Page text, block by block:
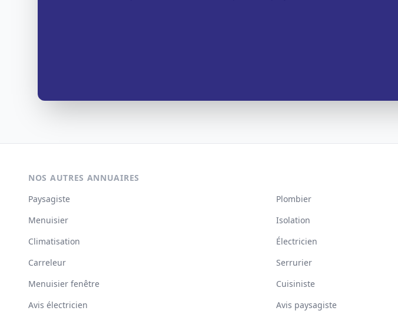
NOS AUTRES ANNUAIRES
Paysagiste
Plombier
Menuisier
Isolation
Climatisation
Électricien
Carreleur
Serrurier
Menuisier fenêtre
Cuisiniste
Avis électricien
Avis paysagiste